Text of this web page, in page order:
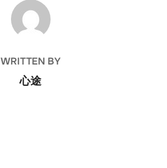
POST AUTHOR
WRITTEN BY
心途